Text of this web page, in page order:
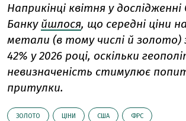
Наприкінці квітня у
Банку йшлося, що середні ціни
метали (в тому числі й золото)
42% у 2026 році, оскільки
невизначеність стимулює
притулки.
ЗОЛОТО ЦІНИ США ФРС